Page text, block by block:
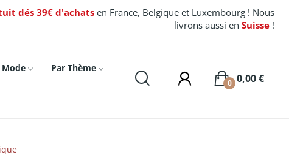
dés 39€ d'achats en France, Belgique et Luxembourg ! Nous
livrons aussi enSuisse !
Mode
Par Thème
0,00 €
0